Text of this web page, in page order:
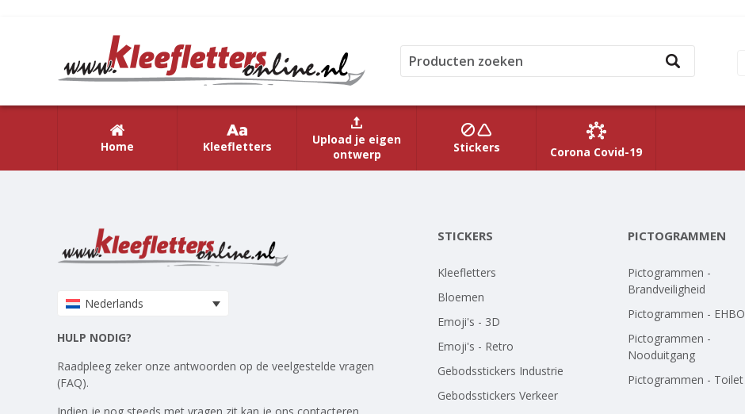
Home Kleefletters
Upload je eigen
ontwerp
Stickers Corona Covid-19
Nederlands
HULP NODIG?
Raadpleeg zeker onze antwoorden op de veelgestelde vragen
(FAQ).
STICKERS
Kleefletters
Bloemen
Emoji's - 3D
Emoji's - Retro
Gebodsstickers Industrie
Gebodsstickers Verkeer
PICTOGRAMMEN
Pictogrammen -
Brandveiligheid
Pictogrammen - EHBO
Pictogrammen -
Nooduitgang
Pictogrammen - Toilet